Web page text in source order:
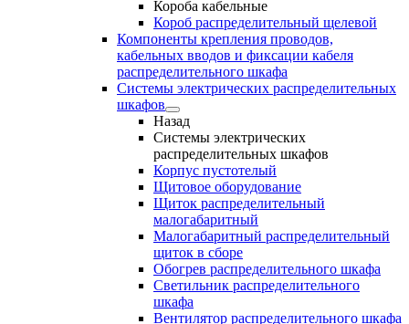
Короба кабельные
Короб распределительный щелевой
Компоненты крепления проводов,
кабельных вводов и фиксации кабеля
распределительного шкафа
Системы электрических распределительных
шкафов
Назад
Системы электрических
распределительных шкафов
Корпус пустотелый
Щитовое оборудование
Щиток распределительный
малогабаритный
Малогабаритный распределительный
щиток в сборе
Обогрев распределительного шкафа
Светильник распределительного
шкафа
Вентилятор распределительного шкафа